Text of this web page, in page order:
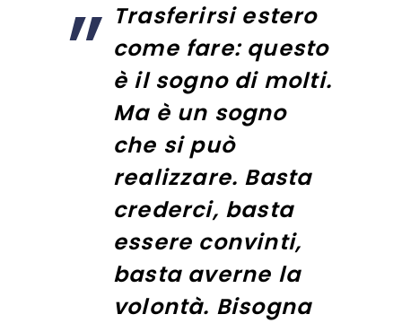
Trasferirsi estero
come fare: questo
è il sogno di molti.
Ma è un sogno
che si può
realizzare. Basta
crederci, basta
essere convinti,
basta averne la
volontà. Bisogna